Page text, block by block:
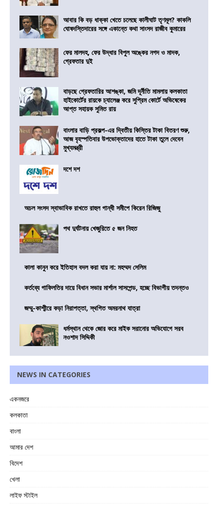
আবার কি বড় ধাক্কা খেতে চলেছে কালীঘাট তৃণমূল? কাকলি
ঘোষদস্তিদারের সঙ্গে একান্তে কথা সাংসদ রাজীব কুমারের
ফের মালদহ, ফের উদ্ধার বিপুল অঙ্কের নগদ ও মাদক,
গ্রেফতার দুই
বাড়ছে গ্রেফতারির আশঙ্কা, জমি দূর্নীতি মামলায় কলকাতা
হাইকোর্টের রায়কে চ্যালেঞ্জ করে সুপ্রিম কোর্টে অভিষেকের
আপ্ত সহায়ক সুমিত রায়
বাংলার বাড়ি প্রকল্প-এর দ্বিতীয় কিস্তির টাকা বিতরণ শুরু,
আজ বৃহস্পতিবার উপভোক্তাদের হাতে টাকা তুলে দেবেন
মুখ্যমন্ত্রী
দশে দশ
অচল সংসদ স্বাভাবিক রাখতে রাহুল গান্ধী সমীপে কিরেন রিজিজু
পথ দুর্ঘটনায় খেজুরিতে ৫ জন নিহত
কালা কানুন করে ইতিহাস বদল করা যায় না: মহম্মদ সেলিম
কর্তব্যে গাফিলতির দায়ে বিধান সভার মার্শাল সাসপেন্ড, হচ্ছে বিভাগীয় তদন্তও
জম্মু-কাশ্মীরে কড়া নিরাপত্তা, স্থগিত অমরনাথ যাত্রা
ধর্মস্থান থেকে জোর করে মাইক সরানোর অভিযোগে সরব
নওশাদ সিদ্দিকী
NEWS IN CATEGORIES
একনজরে
কলকাতা
বাংলা
আমার দেশ
বিদেশ
খেলা
লাইফ স্টাইল